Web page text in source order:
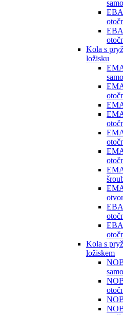
Kola s
ložisku
Kola s
ložiskem